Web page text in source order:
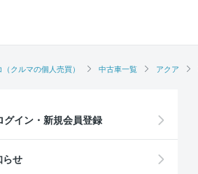
クルマの個人売買） 中古車一覧 アクア
グイン・新規会員登録
らせ